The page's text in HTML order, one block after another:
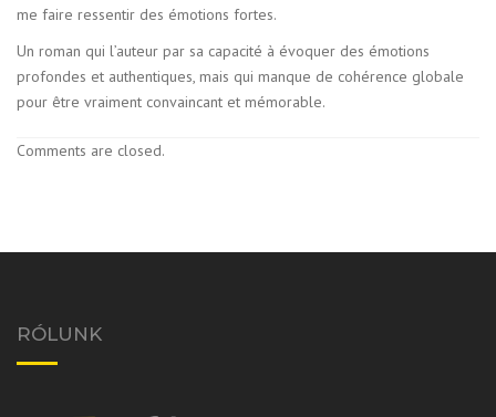
me faire ressentir des émotions fortes.
Un roman qui l’auteur par sa capacité à évoquer des émotions
profondes et authentiques, mais qui manque de cohérence globale
pour être vraiment convaincant et mémorable.
Comments are closed.
RÓLUNK